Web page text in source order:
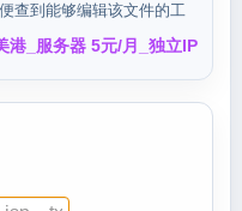
查到能够编辑该文件的工
港_服务器 5元/月_独立IP